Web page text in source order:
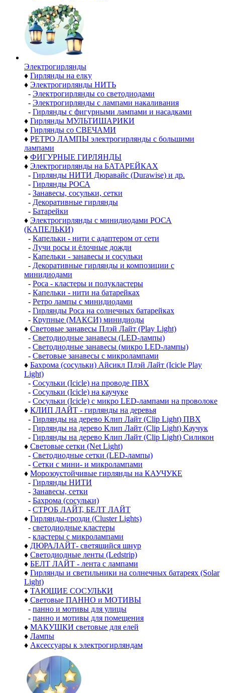
Электро­гирлянды
♦ Гирлянды на елку
♦ Электрогирлянды НИТЬ
- Электрогирлянды со светодиодами
- Электрогирлянды с лампами накаливания
- Гирлянды с фигурными лампами и насадками
♦ Гирлянды МУЛЬТИШАРИКИ
♦ Гирлянды со СВЕЧАМИ
♦ РЕТРО ЛАМПЫ электрогирлянды с большими
лампами
♦ ФИГУРНЫЕ ГИРЛЯНДЫ
♦ Электрогирлянды на БАТАРЕЙКАХ
- Гирлянды НИТИ Дюравайс (Durawise) и др.
- Гирлянды РОСА
- Занавесы, сосульки, сетки
- Декоративные гирлянды
- Батарейки
♦ Электрогирлянды с минидиодами РОСА
(КАПЕЛЬКИ)
- Капельки - нити с адаптером от сети
- Лучи росы и ёлочные дожди
- Капельки - занавесы и сосульки
- Декоративные гирлянды и композиции с
минидиодами
- Роса - кластеры и полукластеры
- Капельки - нити на батарейках
- Ретро лампы с минидиодами
- Гирлянды Роса на солнечных батарейках
- Крупные (МАКСИ) минидиоды
♦ Световые занавесы Плэй Лайт (Play Light)
- Светодиодные занавесы (LED-лампы)
- Светодиодные занавесы (микро LED-лампы)
- Световые занавесы с микролампами
♦ Бахрома (сосульки) Айсикл Плэй Лайт (Icicle Play
Light)
- Сосульки (Icicle) на проводе ПВХ
- Сосульки (Icicle) на каучуке
- Сосульки (Icicle) с микро LED-лампами на проволоке
♦ КЛИП ЛАЙТ - гирлянды на деревья
- Гирлянды на дерево Клип Лайт (Clip Light) ПВХ
- Гирлянды на дерево Клип Лайт (Clip Light) Каучук
- Гирлянды на дерево Клип Лайт (Clip Light) Силикон
♦ Световые сетки (Net Light)
- Светодиодные сетки (LED-лампы)
- Сетки с мини- и микролампами
♦ Морозоустойчивые гирлянды на КАУЧУКЕ
- Гирлянды НИТИ
- Занавесы, сетки
- Бахрома (сосульки)
- СТРОБ ЛАЙТ, БЕЛТ ЛАЙТ
♦ Гирлянды-грозди (Cluster Lights)
- светодиодные кластеры
- кластеры с микролампами
♦ ДЮРАЛАЙТ- светящийся шнур
♦ Светодиодные ленты (Ledstrip)
♦ БЕЛТ ЛАЙТ - лента с лампами
♦ Гирлянды и светильники на солнечных батареях (Solar
Light)
♦ ТАЮЩИЕ СОСУЛЬКИ
♦ Световые ПАННО и МОТИВЫ
- панно и мотивы для улицы
- панно и мотивы для помещения
♦ МАКУШКИ световые для елей
♦ Лампы
♦ Аксессуары к электрогирляндам